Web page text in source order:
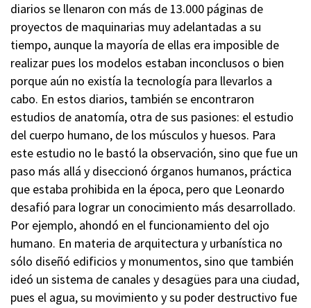
diarios se llenaron con más de 13.000 páginas de
proyectos de maquinarias muy adelantadas a su
tiempo, aunque la mayoría de ellas era imposible de
realizar pues los modelos estaban inconclusos o bien
porque aún no existía la tecnología para llevarlos a
cabo. En estos diarios, también se encontraron
estudios de anatomía, otra de sus pasiones: el estudio
del cuerpo humano, de los músculos y huesos. Para
este estudio no le bastó la observación, sino que fue un
paso más allá y diseccionó órganos humanos, práctica
que estaba prohibida en la época, pero que Leonardo
desafió para lograr un conocimiento más desarrollado.
Por ejemplo, ahondó en el funcionamiento del ojo
humano. En materia de arquitectura y urbanística no
sólo diseñó edificios y monumentos, sino que también
ideó un sistema de canales y desagües para una ciudad,
pues el agua, su movimiento y su poder destructivo fue